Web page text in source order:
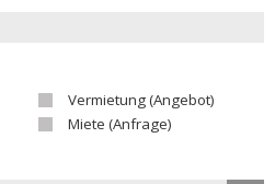
Vermietung (Angebot)
Miete (Anfrage)